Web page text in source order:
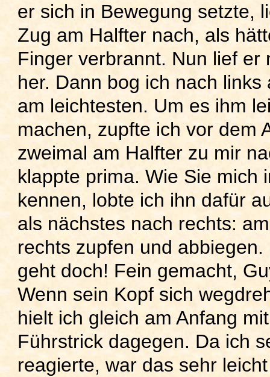
er sich in Bewegung setzte,
Zug am Halfter nach, als
Finger verbrannt. Nun lief er
her. Dann bog ich nach links
am leichtesten. Um es ihm
machen, zupfte ich vor dem
zweimal am Halfter zu mir
klappte prima. Wie Sie mich
kennen, lobte ich ihn dafür
als nächstes nach rechts:
rechts zupfen und abbiegen.
geht doch! Fein gemacht,
Wenn sein Kopf sich
hielt ich gleich am Anfang
Führstrick dagegen. Da ich
reagierte, war das sehr